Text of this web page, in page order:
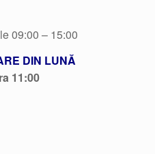
09:00 – 15:00
DIN LUNĂ
11:00